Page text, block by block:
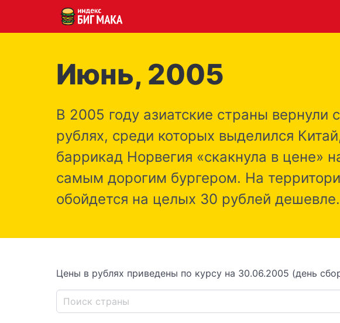
Июнь, 2005
В 2005 году азиатские страны вернули
рублях, среди которых выделился
баррикад Норвегия «скакнула в цене»
самым дорогим бургером. На
обойдется на целых 30 рублей дешевле.
Цены в рублях приведены по курсу на 30.06.2005 (день